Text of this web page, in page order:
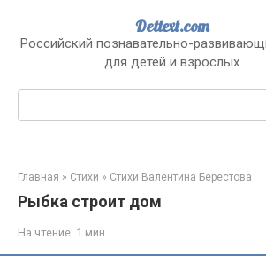
контенту
Dettext.com
Российский познавательно-
для детей и взрослых
Поиск:
Главная » Стихи » Стихи Валентина Берестова
Рыбка строит дом
На чтение: 1 мин